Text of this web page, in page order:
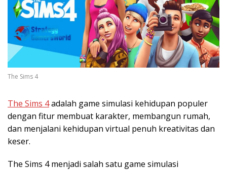
The Sims 4
The Sims 4adalah game simulasi kehidupan populer
dengan fitur membuat karakter, membangun rumah,
dan menjalani kehidupan virtual penuh kreativitas dan
keser.
The Sims 4 menjadi salah satu game simulasi